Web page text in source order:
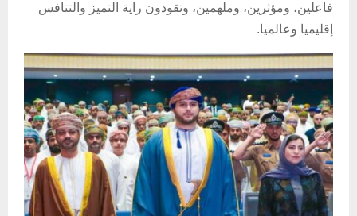
فاعلين، ومؤثرين، وملهمين، وتقودون راية التميز والتنافس
إقليميا وعالميا.